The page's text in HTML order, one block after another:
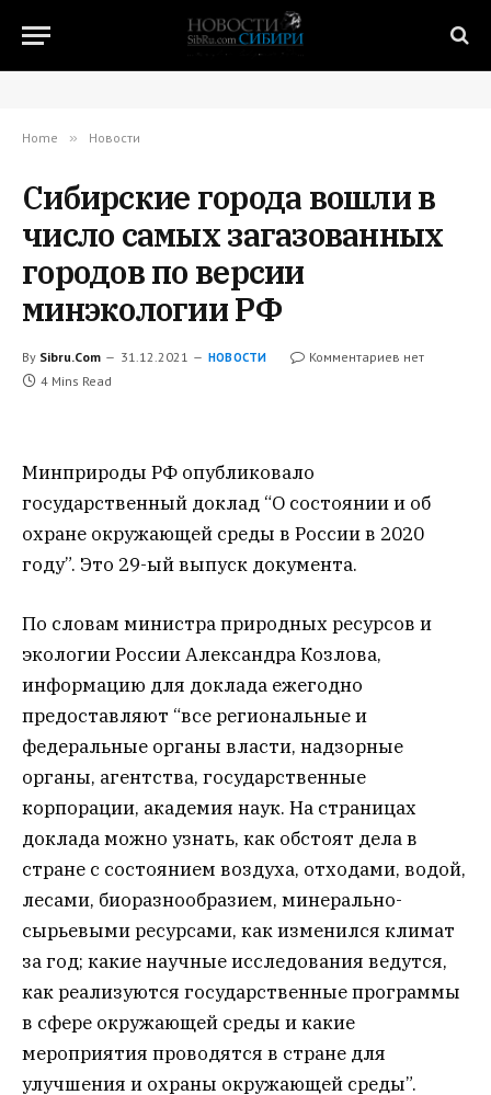
Home » Новости
Сибирские города вошли в
число самых загазованных
городов по версии
минэкологии РФ
By Sibru.Com 31.12.2021 НОВОСТИ
Комментариев нет
4 Mins Read
Минприроды РФ опубликовало
государственный доклад “О состоянии и об
охране окружающей среды в России в 2020
году”. Это 29-ый выпуск документа.
По словам министра природных ресурсов и
экологии России Александра Козлова,
информацию для доклада ежегодно
предоставляют “все региональные и
федеральные органы власти, надзорные
органы, агентства, государственные
корпорации, академия наук. На страницах
доклада можно узнать, как обстоят дела в
стране с состоянием воздуха, отходами, водой,
лесами, биоразнообразием, минерально-
сырьевыми ресурсами, как изменился климат
за год; какие научные исследования ведутся,
как реализуются государственные программы
в сфере окружающей среды и какие
мероприятия проводятся в стране для
улучшения и охраны окружающей среды”.